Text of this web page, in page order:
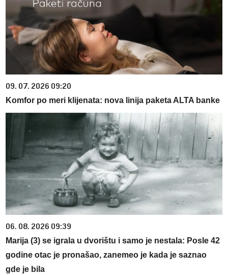
09. 07. 2026 09:20
Komfor po meri klijenata: nova linija paketa ALTA banke
06. 08. 2026 09:39
Marija (3) se igrala u dvorištu i samo je nestala: Posle 42
godine otac je pronašao, zanemeo je kada je saznao
gde je bila